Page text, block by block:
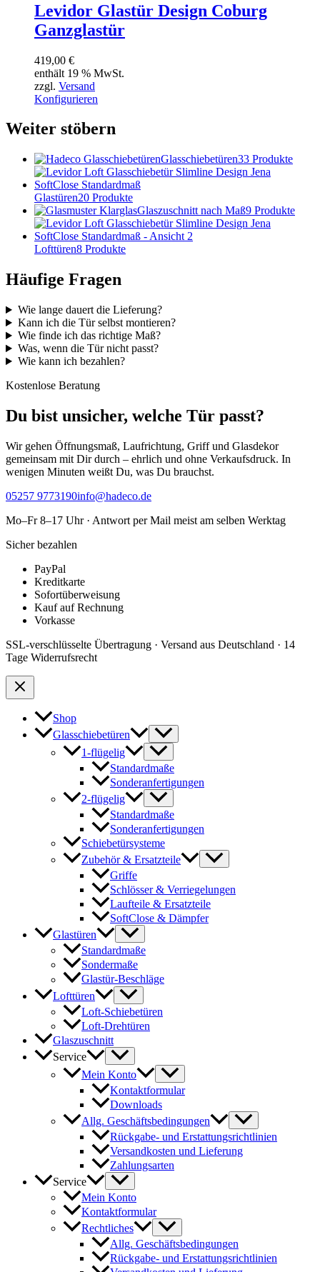
Levidor Glastür Design Coburg
Ganzglastür
419,00 €
enthält 19 % MwSt.
zzgl. Versand
Konfigurieren
Weiter stöbern
Glasschiebetüren33 Produkte
Glastüren20 Produkte
Glaszuschnitt nach Maß9 Produkte
Lofttüren8 Produkte
Häufige Fragen
Wie lange dauert die Lieferung?
Kann ich die Tür selbst montieren?
Wie finde ich das richtige Maß?
Was, wenn die Tür nicht passt?
Wie kann ich bezahlen?
Kostenlose Beratung
Du bist unsicher, welche Tür passt?
Wir gehen Öffnungsmaß, Laufrichtung, Griff und Glasdekor
gemeinsam mit Dir durch – ehrlich und ohne Verkaufsdruck. In
wenigen Minuten weißt Du, was Du brauchst.
05257 9773190info@hadeco.de
Mo–Fr 8–17 Uhr · Antwort per Mail meist am selben Werktag
Sicher bezahlen
PayPal
Kreditkarte
Sofortüberweisung
Kauf auf Rechnung
Vorkasse
SSL-verschlüsselte Übertragung · Versand aus Deutschland · 14
Tage Widerrufsrecht
Shop
Glasschiebetüren
1-flügelig
Standardmaße
Sonderanfertigungen
2-flügelig
Standardmaße
Sonderanfertigungen
Schiebetürsysteme
Zubehör & Ersatzteile
Griffe
Schlösser & Verriegelungen
Laufteile & Ersatzteile
SoftClose & Dämpfer
Glastüren
Standardmaße
Sondermaße
Glastür-Beschläge
Lofttüren
Loft-Schiebetüren
Loft-Drehtüren
Glaszuschnitt
Service
Mein Konto
Kontaktformular
Downloads
Allg. Geschäftsbedingungen
Rückgabe- und Erstattungsrichtlinien
Versandkosten und Lieferung
Zahlungsarten
Service
Mein Konto
Kontaktformular
Rechtliches
Allg. Geschäftsbedingungen
Rückgabe- und Erstattungsrichtlinien